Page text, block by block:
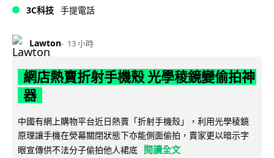
3C科技 手提電話
Lawton 13 小時
網店熱賣折射手機殼 光學稜鏡變偷拍神
器
中國有網上購物平台近日熱賣「折射手機殼」，利用光學稜鏡
原理讓手機在熒幕關閉狀態下亦能側面偷拍，賣家更以暗示字
眼宣傳供不法分子偷拍他人裙底 閱讀全文